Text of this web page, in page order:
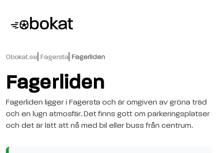
Obokat.se Fagersta Fagerliden
Fagerliden
Fagerliden ligger i Fagersta och är omgiven av gröna träd
och en lugn atmosfär. Det finns gott om parkeringsplatser
och det är lätt att nå med bil eller buss från centrum.